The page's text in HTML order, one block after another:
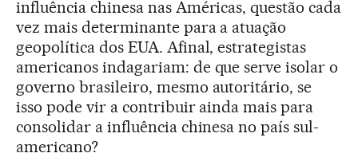
influência chinesa nas Américas, questão cada
vez mais determinante para a atuação
geopolítica dos EUA. Afinal, estrategistas
americanos indagariam: de que serve isolar o
governo brasileiro, mesmo autoritário, se
isso pode vir a contribuir ainda mais para
consolidar a influência chinesa no país sul-
americano?